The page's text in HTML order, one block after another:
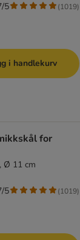
5 (1019)
i handlekurv
for
Ø 11 cm
5 (1019)